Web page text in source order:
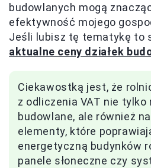
budowlanych mogą
efektywność mojego
Jeśli lubisz tę tematykę to
aktualne ceny działek
Ciekawostką jest, że
z odliczenia VAT nie tylko
budowlane, ale również
elementy, które
energetyczną budynków
panele słoneczne czy